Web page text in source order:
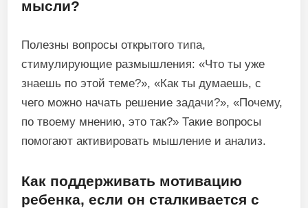
мысли?
Полезны вопросы открытого типа,
стимулирующие размышления: «Что ты уже
знаешь по этой теме?», «Как ты думаешь, с
чего можно начать решение задачи?», «Почему,
по твоему мнению, это так?» Такие вопросы
помогают активировать мышление и анализ.
Как поддерживать мотивацию
ребенка, если он сталкивается с